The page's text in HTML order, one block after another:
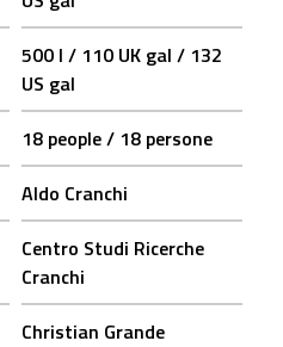
500 l / 110 UK gal / 132
US gal
18 people / 18 persone
Aldo Cranchi
Centro Studi Ricerche
Cranchi
Christian Grande